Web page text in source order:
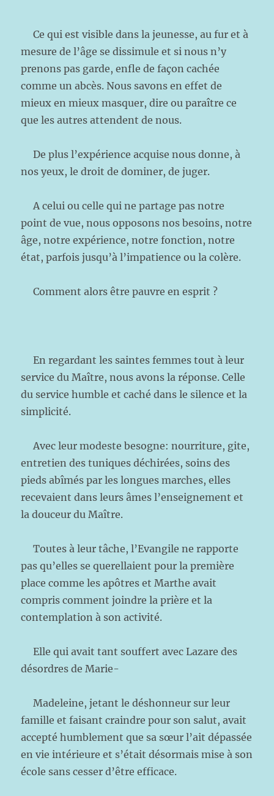
Ce qui est visible dans la jeunesse, au fur et à
mesure de l’âge se dissimule et si nous n’y
prenons pas garde, enfle de façon cachée
comme un abcès. Nous savons en effet de
mieux en mieux masquer, dire ou paraître ce
que les autres attendent de nous.
De plus l’expérience acquise nous donne, à
nos yeux, le droit de dominer, de juger.
A celui ou celle qui ne partage pas notre
point de vue, nous opposons nos besoins, notre
âge, notre expérience, notre fonction, notre
état, parfois jusqu’à l’impatience ou la colère.
Comment alors être pauvre en esprit ?
En regardant les saintes femmes tout à leur
service du Maître, nous avons la réponse. Celle
du service humble et caché dans le silence et la
simplicité.
Avec leur modeste besogne: nourriture, gite,
entretien des tuniques déchirées, soins des
pieds abîmés par les longues marches, elles
recevaient dans leurs âmes l’enseignement et
la douceur du Maître.
Toutes à leur tâche, l’Evangile ne rapporte
pas qu’elles se querellaient pour la première
place comme les apôtres et Marthe avait
compris comment joindre la prière et la
contemplation à son activité.
Elle qui avait tant souffert avec Lazare des
désordres de Marie-
Madeleine, jetant le déshonneur sur leur
famille et faisant craindre pour son salut, avait
accepté humblement que sa sœur l’ait dépassée
en vie intérieure et s’était désormais mise à son
école sans cesser d’être efficace.